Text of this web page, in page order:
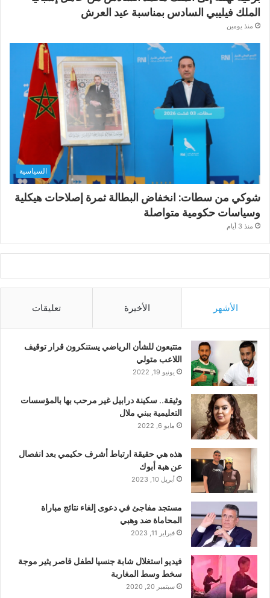
الملك فيليبي السادس بمناسبة عيد العرش
منذ يومين
السياسية
شوكي من سطات: انخفاض البطالة ثمرة إصلاحات هيكلية
وسياسات حكومية متواصلة
منذ 3 أيام
الأشهر الأخيرة تعليقات
متتبعون للشأن الرياضي يستنكرون قرار توقيف
اللاعب متولي
يونيو 19, 2022
وثيقة.. سكينة درابيل غير مرحب بها بالمؤسسات
التعليمية ببني ملال
مايو 6, 2022
هذه هي حقيقة ارتباط أشرف حكيمي بعد انفصال
عن هبة أبوك
أبريل 10, 2023
مستجد مفاجئ في دعوى إلغاء نتائج مباراة
المحاماة ضد وهبي
فبراير 11, 2023
فيديو استغلال شابة جنسيا لطفل قاصر يثير موجة
سخط وسط المغاربة
سبتمبر 20, 2020